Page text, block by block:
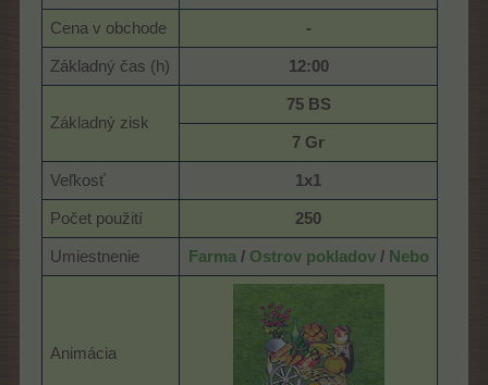
Cena v obchode -
Základný čas (h) 12:00
Základný zisk
75 BS
7 Gr
Veľkosť 1x1
Počet použití 250
Umiestnenie Farma/ Ostrov pokladov/ Nebo
Animácia